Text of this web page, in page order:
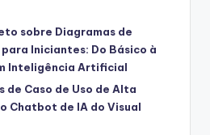
sobre Diagramas de
para Iniciantes: Do Básico à
Inteligência Artificial
de Caso de Uso de Alta
Chatbot de IA do Visual